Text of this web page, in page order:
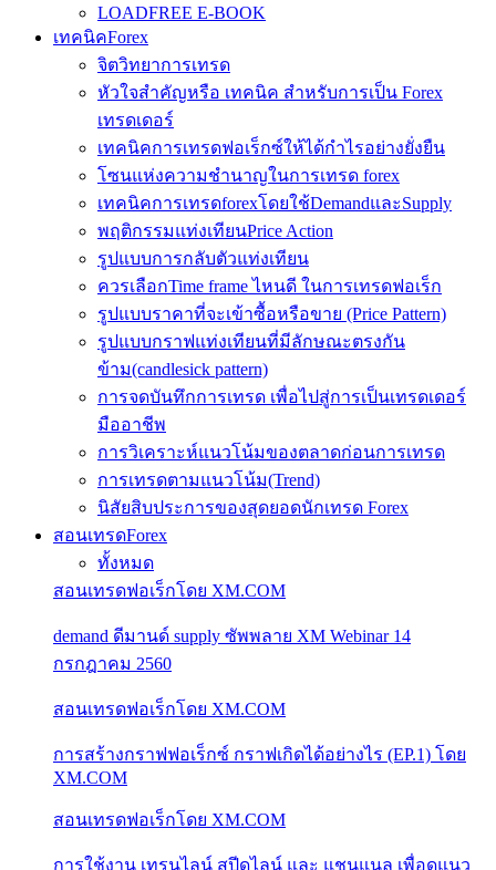
LOADFREE E-BOOK
เทคนิคForex
จิตวิทยาการเทรด
หัวใจสำคัญหรือ เทคนิค สำหรับการเป็น Forex
เทรดเดอร์
เทคนิคการเทรดฟอเร็กซ์ให้ได้กำไรอย่างยั่งยืน
โซนแห่งความชำนาญในการเทรด forex
เทคนิคการเทรดforexโดยใช้DemandและSupply
พฤติกรรมแท่งเทียนPrice Action
รูปแบบการกลับตัวแท่งเทียน
ควรเลือกTime frame ไหนดี ในการเทรดฟอเร็ก
รูปแบบราคาที่จะเข้าซื้อหรือขาย (Price Pattern)
รูปแบบกราฟแท่งเทียนที่มีลักษณะตรงกัน
ข้าม(candlesick pattern)
การจดบันทึกการเทรด เพื่อไปสู่การเป็นเทรดเดอร์
มืออาชีพ
การวิเคราะห์แนวโน้มของตลาดก่อนการเทรด
การเทรดตามแนวโน้ม(Trend)
นิสัยสิบประการของสุดยอดนักเทรด Forex
สอนเทรดForex
ทั้งหมด
สอนเทรดฟอเร็กโดย XM.COM
demand ดีมานด์ supply ซัพพลาย XM Webinar 14
กรกฎาคม 2560
สอนเทรดฟอเร็กโดย XM.COM
การสร้างกราฟฟอเร็กซ์ กราฟเกิดได้อย่างไร (EP.1) โดย
XM.COM
สอนเทรดฟอเร็กโดย XM.COM
การใช้งาน เทรนไลน์ สปีดไลน์ และ แชนแนล เพื่อดูแนว